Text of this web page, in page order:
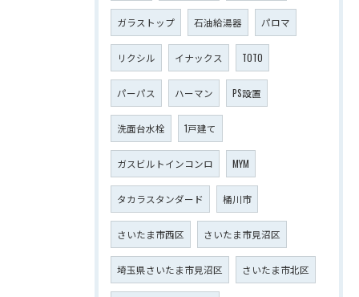
ガラストップ 石油給湯器 パロマ
リクシル イナックス TOTO
パーパス ハーマン PS設置
洗面台水栓 1戸建て
ガスビルトインコンロ MYM
タカラスタンダード 桶川市
さいたま市西区 さいたま市見沼区
埼玉県さいたま市見沼区 さいたま市北区